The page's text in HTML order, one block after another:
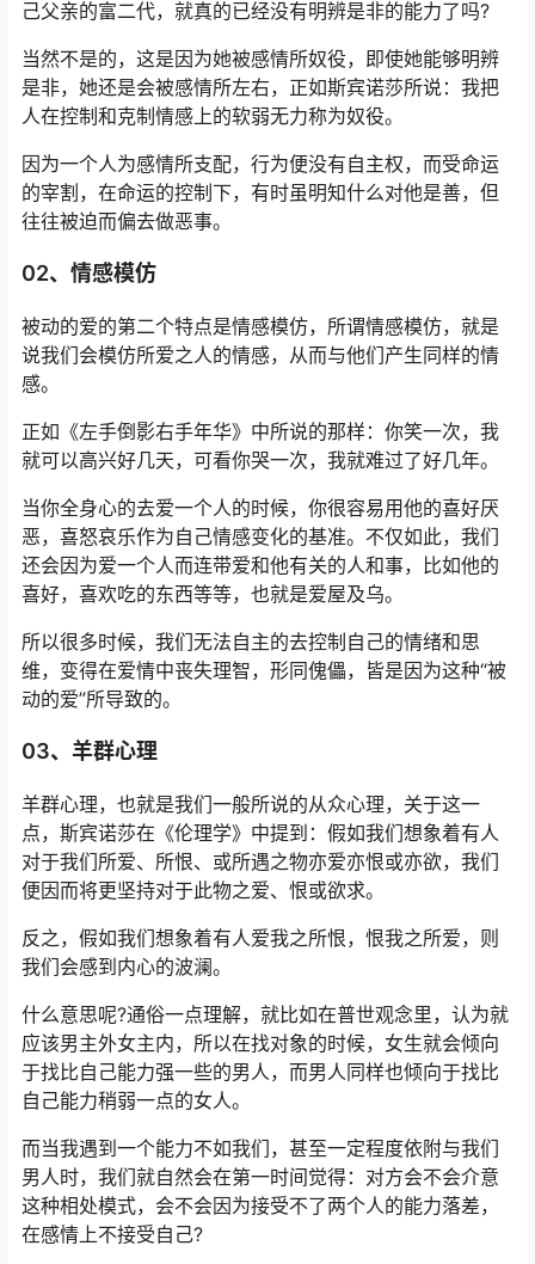
己父亲的富二代，就真的已经没有明辨是非的能力了吗?
当然不是的，这是因为她被感情所奴役，即使她能够明辨
是非，她还是会被感情所左右，正如斯宾诺莎所说：我把
人在控制和克制情感上的软弱无力称为奴役。
因为一个人为感情所支配，行为便没有自主权，而受命运
的宰割，在命运的控制下，有时虽明知什么对他是善，但
往往被迫而偏去做恶事。
02、情感模仿
被动的爱的第二个特点是情感模仿，所谓情感模仿，就是
说我们会模仿所爱之人的情感，从而与他们产生同样的情
感。
正如《左手倒影右手年华》中所说的那样：你笑一次，我
就可以高兴好几天，可看你哭一次，我就难过了好几年。
当你全身心的去爱一个人的时候，你很容易用他的喜好厌
恶，喜怒哀乐作为自己情感变化的基准。不仅如此，我们
还会因为爱一个人而连带爱和他有关的人和事，比如他的
喜好，喜欢吃的东西等等，也就是爱屋及乌。
所以很多时候，我们无法自主的去控制自己的情绪和思
维，变得在爱情中丧失理智，形同傀儡，皆是因为这种“被
动的爱”所导致的。
03、羊群心理
羊群心理，也就是我们一般所说的从众心理，关于这一
点，斯宾诺莎在《伦理学》中提到：假如我们想象着有人
对于我们所爱、所恨、或所遇之物亦爱亦恨或亦欲，我们
便因而将更坚持对于此物之爱、恨或欲求。
反之，假如我们想象着有人爱我之所恨，恨我之所爱，则
我们会感到内心的波澜。
什么意思呢?通俗一点理解，就比如在普世观念里，认为就
应该男主外女主内，所以在找对象的时候，女生就会倾向
于找比自己能力强一些的男人，而男人同样也倾向于找比
自己能力稍弱一点的女人。
而当我遇到一个能力不如我们，甚至一定程度依附与我们
男人时，我们就自然会在第一时间觉得：对方会不会介意
这种相处模式，会不会因为接受不了两个人的能力落差，
在感情上不接受自己?